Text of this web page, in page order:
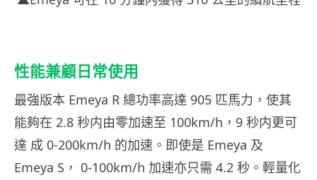
性能兼顧日常使用
最強版本 Emeya R 總功率高達 905 匹馬力，使其
能夠在 2.8 秒内由零加速至 100km/h，9 秒内更可
達 成 0-200km/h 的加速。即使是 Emeya 及
Emeya S， 0-100km/h 加速亦只需 4.2 秒。輕量化